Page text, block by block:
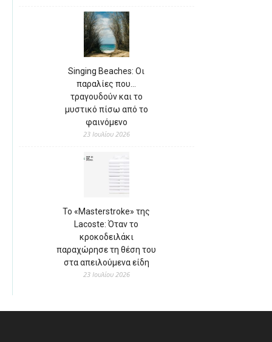
Singing Beaches: Οι
παραλίες που…
τραγουδούν και το
μυστικό πίσω από το
φαινόμενο
23 Ιουλίου 2026
Το «Masterstroke» της
Lacoste: Όταν το
κροκοδειλάκι
παραχώρησε τη θέση του
στα απειλούμενα είδη
23 Ιουλίου 2026